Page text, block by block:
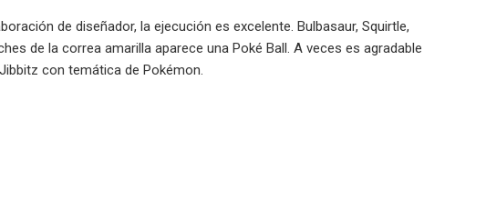
de diseñador, la ejecución es excelente. Bulbasaur, Squirtle,
de la correa amarilla aparece una Poké Ball. A veces es agradable
con temática de Pokémon.